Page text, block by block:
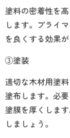
塗料の密着性を
します。プライ
を良くする効果が
③塗装
適切な木材用塗
塗布します。必
塗膜を厚くしま
しましょう。